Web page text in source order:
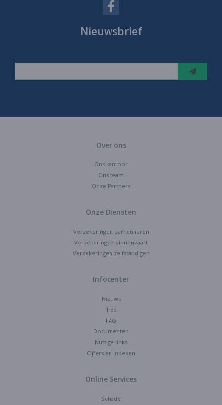
Nieuwsbrief
Over ons
Ons kantoor
Ons team
Onze Partners
Onze Diensten
Verzekeringen particulieren
Verzekeringen binnenvaart
Verzekeringen zelfstandigen
Infocenter
Nieuws
Tips
FAQ
Documenten
Nuttige links
Cijfers en indexen
Online Services
Schade